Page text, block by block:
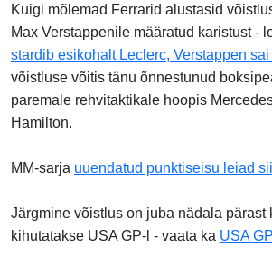
Kuigi mõlemad Ferrarid alustasid
Max Verstappenile määratud karistust -
stardib esikohalt Leclerc, Verstappen
võistluse võitis tänu õnnestunud
paremale rehvitaktikale hoopis
Hamilton.
MM-sarja uuendatud punktiseisu leiad
Järgmine võistlus on juba nädala pärast
kihutatakse USA GP-l - vaata ka USA